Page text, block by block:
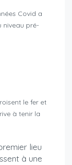
Covid a
niveau pré-
le fer et
à tenir la
lieu
à une